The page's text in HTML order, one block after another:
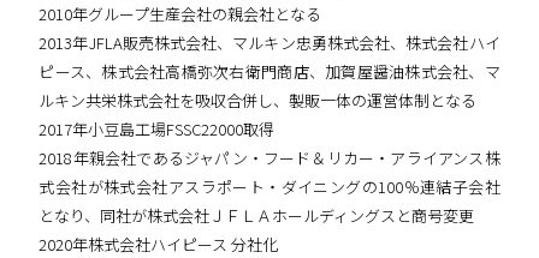
2010年グループ生産会社の親会社となる
2013年JFLA販売株式会社、マルキン忠勇株式会社、株式会社ハイ
ピース、株式会社高橋弥次右衛門商店、加賀屋醤油株式会社、マ
ルキン共栄株式会社を吸収合併し、製販一体の運営体制となる
2017年小豆島工場FSSC22000取得
2018年親会社であるジャパン・フード＆リカー・アライアンス株
式会社が株式会社アスラポート・ダイニングの100％連結子会社
となり、同社が株式会社ＪＦＬＡホールディングスと商号変更
2020年株式会社ハイピース 分社化